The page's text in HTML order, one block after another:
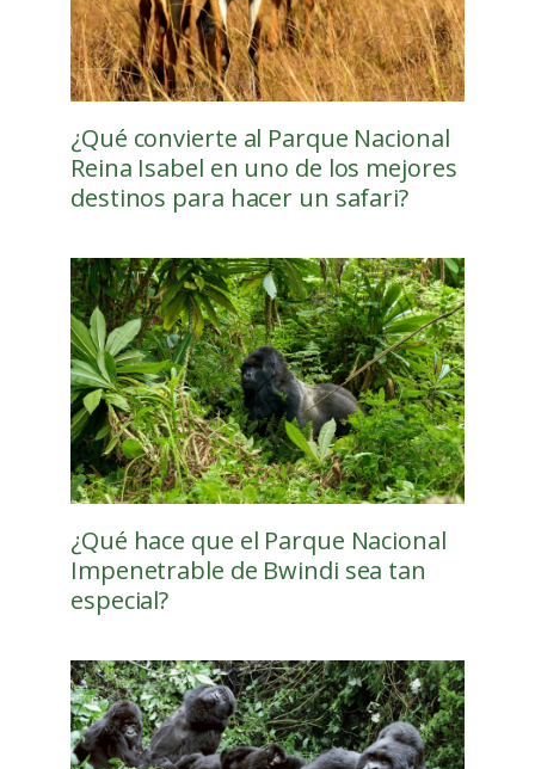
¿Qué convierte al Parque Nacional
Reina Isabel en uno de los mejores
destinos para hacer un safari?
¿Qué hace que el Parque Nacional
Impenetrable de Bwindi sea tan
especial?